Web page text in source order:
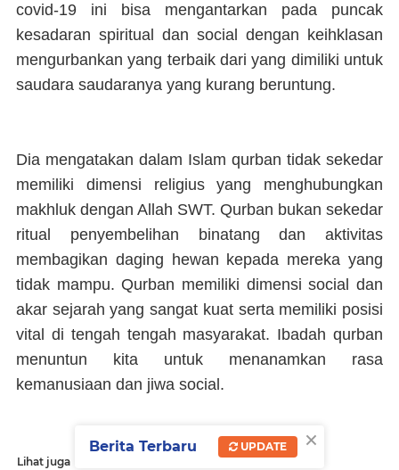
covid-19 ini bisa mengantarkan pada puncak
kesadaran spiritual dan social dengan keihklasan
mengurbankan yang terbaik dari yang dimiliki untuk
saudara saudaranya yang kurang beruntung.
Dia mengatakan dalam Islam qurban tidak sekedar
memiliki dimensi religius yang menghubungkan
makhluk dengan Allah SWT. Qurban bukan sekedar
ritual penyembelihan binatang dan aktivitas
membagikan daging hewan kepada mereka yang
tidak mampu. Qurban memiliki dimensi social dan
akar sejarah yang sangat kuat serta memiliki posisi
vital di tengah tengah masyarakat. Ibadah qurban
menuntun kita untuk menanamkan rasa
kemanusiaan dan jiwa social.
Lihat juga
×
Berita Terbaru UPDATE